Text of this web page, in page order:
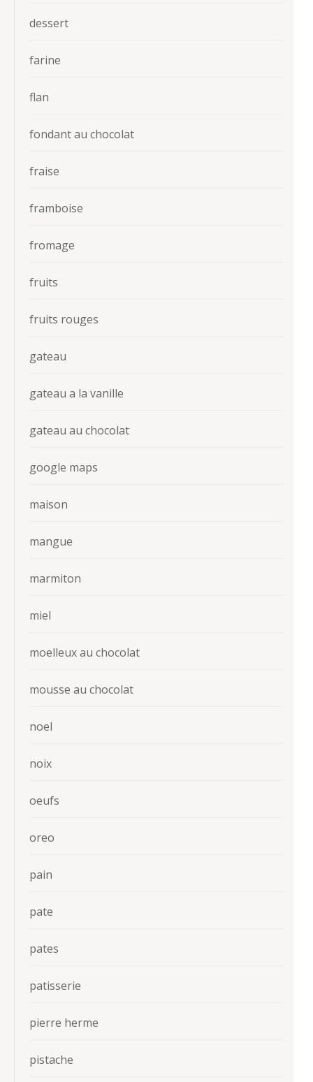
dessert
farine
flan
fondant au chocolat
fraise
framboise
fromage
fruits
fruits rouges
gateau
gateau a la vanille
gateau au chocolat
google maps
maison
mangue
marmiton
miel
moelleux au chocolat
mousse au chocolat
noel
noix
oeufs
oreo
pain
pate
pates
patisserie
pierre herme
pistache